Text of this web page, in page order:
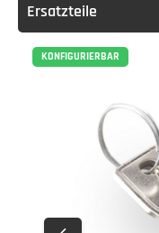
Ersatzteile
KONFIGURIERBAR